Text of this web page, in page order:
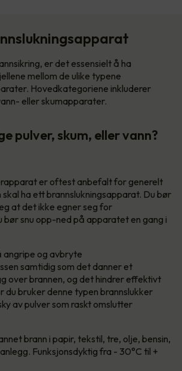
er det essensielt å ha
mellom de ulike typene
Hovedkategoriene inkluderer
eller skumapparater.
pulver, skum, eller vann?
er oftest anbefalt for generelt
skal ha ett brannslukningsapparat. Du bør
at det ikke egner seg for
bør snu opp-ned på apparatet en gang i
angripe og avbryte
samtidig som det danner et
over brannen, og det hindrer effektivt
du bruker denne typen brannslukker
av pulver som raskt omslutter
brann i papir, tekstil, tre, olje, bensin,
Funksjonsdyktig fra - 30°C til +